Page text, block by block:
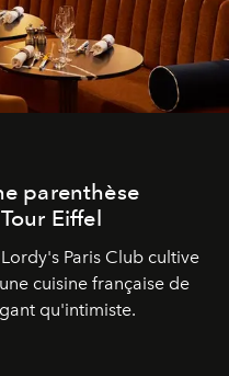
parenthèse
Eiffel
Paris Club cultive
cuisine française de
qu'intimiste.